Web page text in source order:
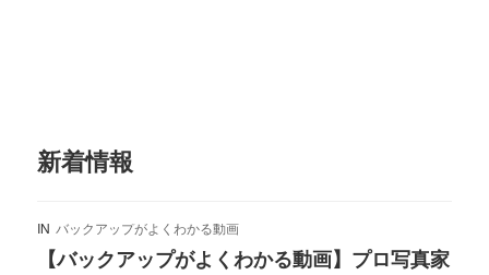
新着情報
IN バックアップがよくわかる動画
【バックアップがよくわかる動画】プロ写真家